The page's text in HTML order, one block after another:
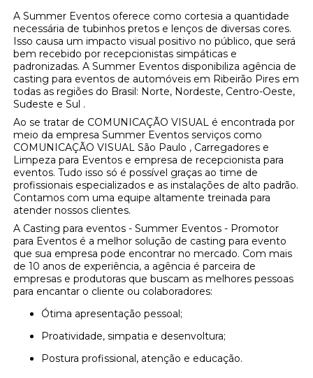
A Summer Eventos oferece como cortesia a quantidade
necessária de tubinhos pretos e lenços de diversas cores.
Isso causa um impacto visual positivo no público, que será
bem recebido por recepcionistas simpáticas e
padronizadas. A Summer Eventos disponibiliza agência de
casting para eventos de automóveis em Ribeirão Pires em
todas as regiões do Brasil: Norte, Nordeste, Centro-Oeste,
Sudeste e Sul .
Ao se tratar de COMUNICAÇÃO VISUAL é encontrada por
meio da empresa Summer Eventos serviços como
COMUNICAÇÃO VISUAL São Paulo , Carregadores e
Limpeza para Eventos e empresa de recepcionista para
eventos. Tudo isso só é possível graças ao time de
profissionais especializados e as instalações de alto padrão.
Contamos com uma equipe altamente treinada para
atender nossos clientes.
A Casting para eventos - Summer Eventos - Promotor
para Eventos é a melhor solução de casting para evento
que sua empresa pode encontrar no mercado. Com mais
de 10 anos de experiência, a agência é parceira de
empresas e produtoras que buscam as melhores pessoas
para encantar o cliente ou colaboradores:
Ótima apresentação pessoal;
Proatividade, simpatia e desenvoltura;
Postura profissional, atenção e educação.